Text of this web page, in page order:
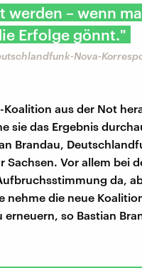
werden – wenn
Erfolge gönnt."
Nova-
aus der Not
sie das Ergebnis
Brandau,
Sachsen. Vor allem bei
da,
nehme die neue
erneuern, so Bastian